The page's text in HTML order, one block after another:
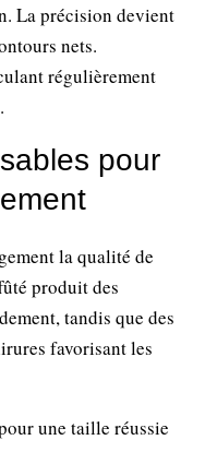
La précision devient
nets.
régulièrement
pour
la qualité de
produit des
tandis que des
favorisant les
une taille réussie